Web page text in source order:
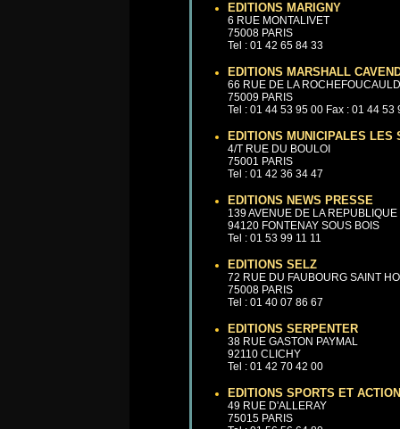
EDITIONS MARIGNY
6 RUE MONTALIVET
75008 PARIS
Tel : 01 42 65 84 33
EDITIONS MARSHALL
66 RUE DE LA ROCHEFOUCAULD
75009 PARIS
Tel : 01 44 53 95 00 Fax : 01 44 53
EDITIONS MUNICIPALES LES
4/T RUE DU BOULOI
75001 PARIS
Tel : 01 42 36 34 47
EDITIONS NEWS PRESSE
139 AVENUE DE LA REPUBLIQUE
94120 FONTENAY SOUS BOIS
Tel : 01 53 99 11 11
EDITIONS SELZ
72 RUE DU FAUBOURG SAINT
75008 PARIS
Tel : 01 40 07 86 67
EDITIONS SERPENTER
38 RUE GASTON PAYMAL
92110 CLICHY
Tel : 01 42 70 42 00
EDITIONS SPORTS ET ACTION
49 RUE D'ALLERAY
75015 PARIS